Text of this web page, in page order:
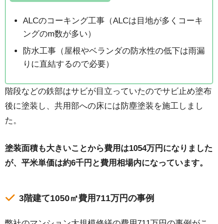
ALCのコーキング工事（ALCは目地が多くコーキ
ングのm数が多い）
防水工事（屋根やベランダの防水性の低下は雨漏
りに直結するので必要）
階段などの鉄部はサビが目立っていたのでサビ止め塗布
後に塗装し、共用部への床には防塵塗装を施工しまし
た。
塗装面積も大きいことから費用は1054万円になりました
が、平米単価は約6千円と費用相場内になっています。
3階建て1050㎡費用711万円の事例